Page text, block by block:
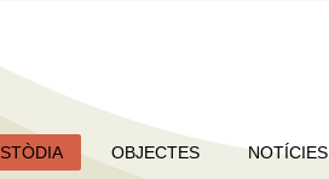
OBJECTES NOTÍCIES